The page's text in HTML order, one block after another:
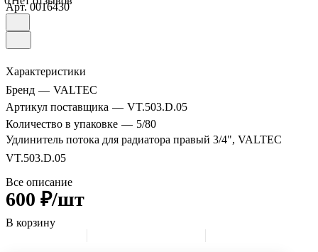
Арт.0016430
Характеристики
Бренд — VALTEC
Артикул поставщика — VT.503.D.05
Количество в упаковке — 5/80
Удлинитель потока для радиатора правый 3/4", VALTEC
VT.503.D.05
Все описание
600 ₽/шт
В корзину